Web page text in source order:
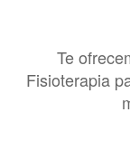
Te
Fisioterapia